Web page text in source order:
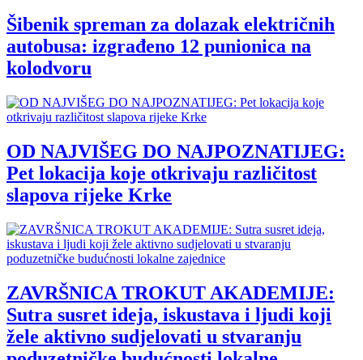
Šibenik spreman za dolazak električnih
autobusa: izgrađeno 12 punionica na
kolodvoru
OD NAJVIŠEG DO NAJPOZNATIJEG:
Pet lokacija koje otkrivaju različitost
slapova rijeke Krke
ZAVRŠNICA TROKUT AKADEMIJE:
Sutra susret ideja, iskustava i ljudi koji
žele aktivno sudjelovati u stvaranju